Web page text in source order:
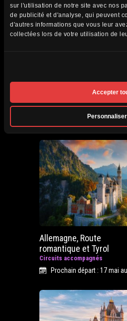
sur l'utilisation de notre site avec nos
de publicité et d'analyse, qui peuvent
d'autres informations que vous leur
collectées lors de votre utilisation de
Accepter
Personnaliser
Allemagne, Route
romantique et Tyrol
Circuits accompagnés
Prochain départ : 17 mai